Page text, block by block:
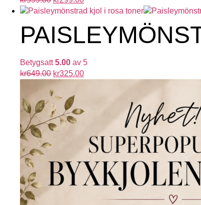
Betygsatt5.00 av 5
kr649.00 kr325.00